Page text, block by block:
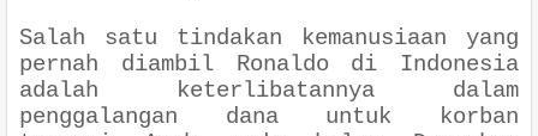
Salah satu tindakan kemanusiaan yang
pernah diambil Ronaldo di Indonesia
adalah keterlibatannya dalam
penggalangan dana untuk korban